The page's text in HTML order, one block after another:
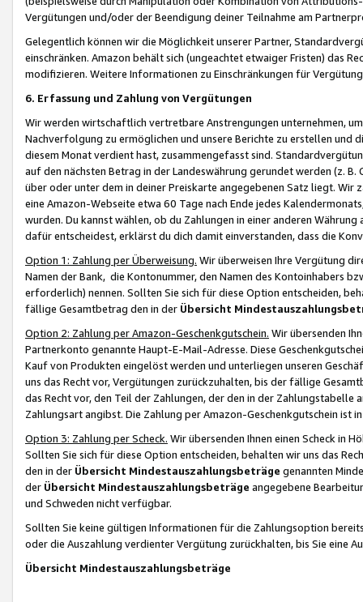
Vergütungen und/oder der Beendigung deiner Teilnahme am
Gelegentlich können wir die Möglichkeit unserer Partner,
einschränken. Amazon behält sich (ungeachtet etwaiger Fristen) das
modifizieren. Weitere Informationen zu Einschränkungen für
6. Erfassung und Zahlung von Vergütungen
Wir werden wirtschaftlich vertretbare Anstrengungen unternehmen,
Nachverfolgung zu ermöglichen und unsere Berichte zu erstellen und
diesem Monat verdient hast, zusammengefasst sind.
auf den nächsten Betrag in der Landeswährung gerundet werden (z.
über oder unter dem in deiner Preiskarte angegebenen Satz liegt.
eine Amazon-Webseite etwa 60 Tage nach Ende jedes
wurden. Du kannst wählen, ob du Zahlungen in einer anderen
dafür entscheidest, erklärst du dich damit einverstanden, dass die
Option 1: Zahlung per Überweisung. Wir überweisen Ihre Vergütung
Namen der Bank, die Kontonummer, den Namen des Kontoinhabers
erforderlich) nennen. Sollten Sie sich für diese Option entscheiden,
fällige Gesamtbetrag den in der Übersicht
Option 2: Zahlung per Amazon-Geschenkgutschein. Wir übersenden
Partnerkonto genannte Haupt-E-Mail-Adresse. Diese
Kauf von Produkten eingelöst werden und unterliegen unseren
uns das Recht vor, Vergütungen zurückzuhalten, bis der fällige
das Recht vor, den Teil der Zahlungen, der den in der
Zahlungsart angibst. Die Zahlung per Amazon-Geschenkgutschein ist
Option 3: Zahlung per Scheck. Wir übersenden Ihnen einen Scheck in
Sollten Sie sich für diese Option entscheiden, behalten wir uns das
den in der Übersicht Mindestauszahlungsbeträge genannten
der Übersicht Mindestauszahlungsbeträge angegebene
und Schweden nicht verfügbar.
Sollten Sie keine gültigen Informationen für die Zahlungsoption
oder die Auszahlung verdienter Vergütung zurückhalten, bis Sie
Übersicht Mindestauszahlungsbeträge